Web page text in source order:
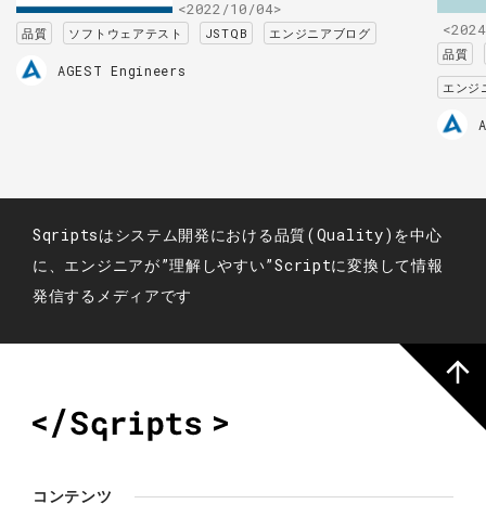
<2022/10/04>
品質 ソフトウェアテスト JSTQB エンジニアブログ
AGEST Engineers
品質
エンジ
Sqriptsはシステム開発における品質(Quality)を中心
に、エンジニアが”理解しやすい”Scriptに変換して情報
発信するメディアです
コンテンツ